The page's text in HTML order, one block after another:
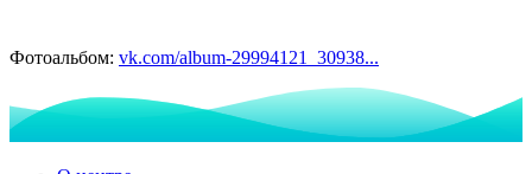
Фотоальбом: vk.com/album-29994121_30938...